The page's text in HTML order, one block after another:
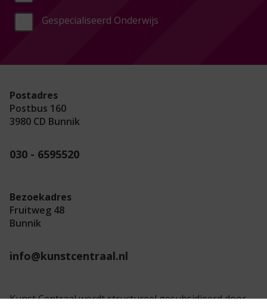
Gespecialiseerd Onderwijs
Postadres
Postbus 160
3980 CD Bunnik
030 - 6595520
Bezoekadres
Fruitweg 48
Bunnik
info@kunstcentraal.nl
Kunst Centraal wordt structureel gesubsidieerd door